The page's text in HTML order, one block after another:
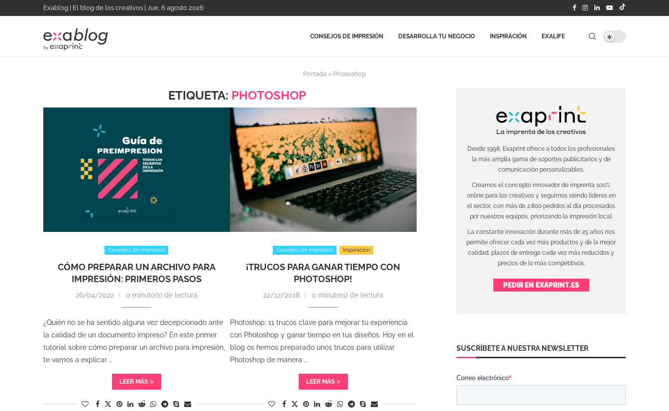
Exablog | El blog de los creativos | Jue, 6 agosto 2026
CONSEJOS DE IMPRESIÓN DESARROLLA TU NEGOCIO INSPIRACIÓN EXALIFE
Portada » Photoshop
ETIQUETA: PHOTOSHOP
Consejos de impresión
CÓMO PREPARAR UN ARCHIVO PARA
IMPRESIÓN: PRIMEROS PASOS
26/04/2022 0 minuto(s) de lectura
¿Quién no se ha sentido alguna vez decepcionado ante
la calidad de un documento impreso? En este primer
tutorial sobre cómo preparar un archivo para impresión,
te vamos a explicar …
LEER MÁS
Consejos de impresión Inspiración
¡TRUCOS PARA GANAR TIEMPO CON
PHOTOSHOP!
22/12/2018 0 minuto(s) de lectura
Photoshop: 11 trucos clave para mejorar tu experiencia
con Photoshop y ganar tiempo en tus diseños. Hoy en el
blog os hemos preparado unos trucos para utilizar
Photoshop de manera …
LEER MÁS
Desde 1998, Exaprint ofrece a todos los profesionales
la más amplia gama de soportes publicitarios y de
comunicación personalizables.
Creamos el concepto innovador de imprenta 100%
online para los creativos y seguimos siendo líderes en
el sector, con más de 2.800 pedidos al día procesados
por nuestros equipos, priorizando la impresión local.
La constante innovación durante más de 25 años nos
permite ofrecer cada vez más productos y de la mejor
calidad, plazos de entrega cada vez más reducidos y
precios de lo más competitivos.
PEDIR EN EXAPRINT.ES
SUSCRÍBETE A NUESTRA NEWSLETTER